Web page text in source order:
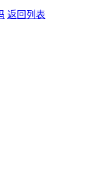
返回列表